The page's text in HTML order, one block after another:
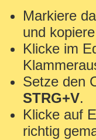
Markiere
und
Klicke im
Setze den
STRG+V.
Klicke auf
richtig